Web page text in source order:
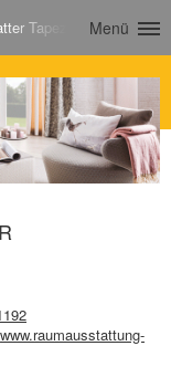
Tapezierer Tirol
Menü
www.raumausstattung-